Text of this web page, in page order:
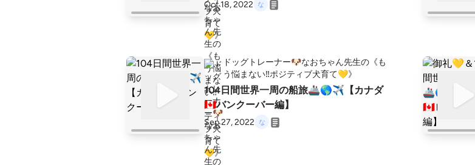
Oct 18, 2022
ドッグトレーナー🐶なおちゃん先生の《も
う悩まない‼️ポジティブ犬育て💛》
104日間世界一周の船旅🚢🌎✈【カナダ
🇨🇦バンクーバー編】
Sep 27, 2022